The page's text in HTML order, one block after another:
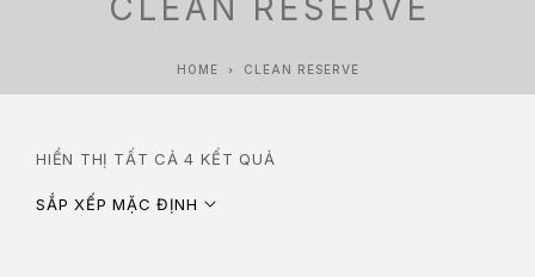
CLEAN RESERVE
HOME CLEAN RESERVE
HIỂN THỊ TẤT CẢ 4 KẾT QUẢ
SẮP XẾP MẶC ĐỊNH